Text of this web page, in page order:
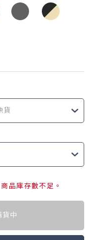
品庫存數不足。
貨中